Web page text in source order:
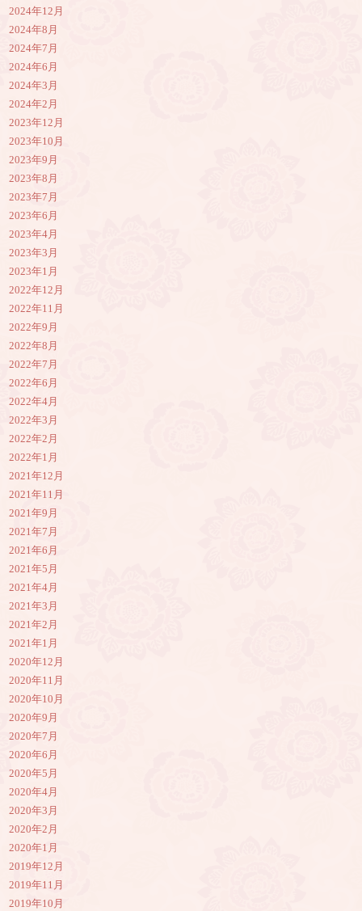
2024年12月
2024年8月
2024年7月
2024年6月
2024年3月
2024年2月
2023年12月
2023年10月
2023年9月
2023年8月
2023年7月
2023年6月
2023年4月
2023年3月
2023年1月
2022年12月
2022年11月
2022年9月
2022年8月
2022年7月
2022年6月
2022年4月
2022年3月
2022年2月
2022年1月
2021年12月
2021年11月
2021年9月
2021年7月
2021年6月
2021年5月
2021年4月
2021年3月
2021年2月
2021年1月
2020年12月
2020年11月
2020年10月
2020年9月
2020年7月
2020年6月
2020年5月
2020年4月
2020年3月
2020年2月
2020年1月
2019年12月
2019年11月
2019年10月